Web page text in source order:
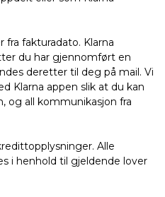
fakturadato. Klarna
du har gjennomført en
deretter til deg på mail. Vi
Klarna appen slik at du kan
og all kommunikasjon fra
Alle
i henhold til gjeldende lover